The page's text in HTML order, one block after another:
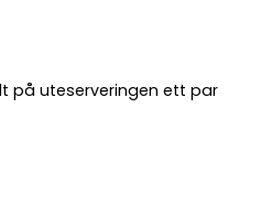
på uteserveringen ett par